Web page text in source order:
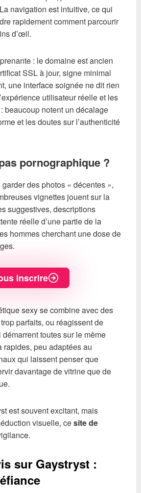
navigation est intuitive, ce qui
rapidement comment parcourir
d’œil.
: le domaine est ancien
SSL à jour, signe minimal
une interface soignée ne dit rien
utilisateur réelle et les
beaucoup notent un décalage
et les doutes sur l’authenticité
pornographique ?
des photos « décentes »,
vignettes jouent sur la
suggestives, descriptions
réelle d’une partie de la
hommes cherchant une dose de
inscrire
sexy se combine avec des
parfaits, ou réagissent de
toutes sur le même
peu adaptées au
qui laissent penser que
davantage de vitrine que de
est souvent excitant, mais
visuelle, cesite de
sur Gaystryst :